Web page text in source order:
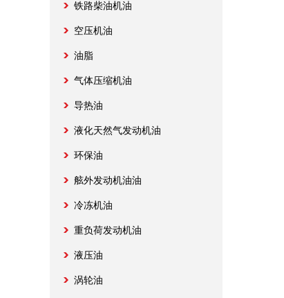
铁路柴油机油
空压机油
油脂
气体压缩机油
导热油
液化天然气发动机油
环保油
舷外发动机油油
冷冻机油
重负荷发动机油
液压油
涡轮油